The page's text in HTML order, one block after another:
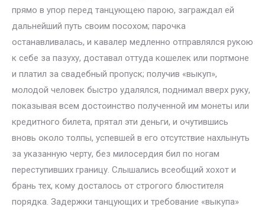
прямо в упор перед танцующею парою, заграждал ей
дальнейший путь своим посохом; парочка
останавливалась, и кавалер медленно отправлялся рукою
к себе за пазуху, доставал оттуда кошелек или портмоне
и платил за свадебный пропуск; получив «выкуп»,
молодой человек быстро удалялся, поднимал вверх руку,
показывая всем достоинство полученной им монеты или
кредитного билета, прятал эти деньги, и очутившись
вновь около толпы, успевшей в его отсутствие нахлынуть
за указанную черту, без милосердия бил по ногам
переступивших границу. Слышались всеобщий хохот и
брань тех, кому досталось от строгого блюстителя
порядка. Задержки танцующих и требование «выкупа»